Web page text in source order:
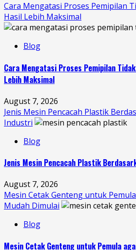
Cara Mengatasi Proses Pemipilan
Hasil Lebih Maksimal
Blog
Cara Mengatasi Proses Pemipilan
Lebih Maksimal
August 7, 2026
Jenis Mesin Pencacah Plastik
Industri
Blog
Jenis Mesin Pencacah Plastik
August 7, 2026
Mesin Cetak Genteng untuk
Mudah Dimulai
Blog
Mesin Cetak Genteng untuk Pemula